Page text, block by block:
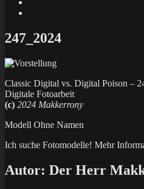
X
247_2024
Classic Digital vs. Digital Poison –
Digitale Fotoarbeit
(c) 2024 Makkerrony
Modell Ohne Namen
Ich suche Fotomodelle! Mehr
Autor: Der Herr